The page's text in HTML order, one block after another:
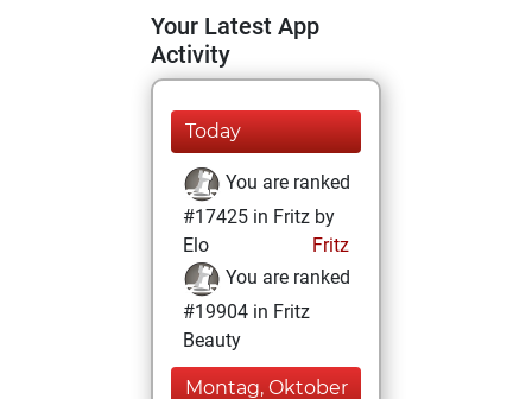
Your Latest App
Activity
Today
You are ranked
#17425 in Fritz by
Elo
Fritz
You are ranked
#19904 in Fritz
Beauty
Montag, Oktober